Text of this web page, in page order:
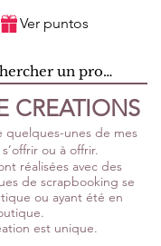
Ver puntos
CREATIONS
quelques-unes de mes
ou à offrir.
réalisées avec des
de scrapbooking se
ou ayant été en
est unique.